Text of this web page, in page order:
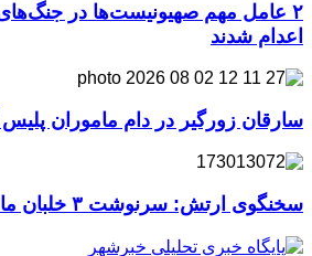
اعدام شدند
سارقان زورگیر در دام ماموران
سخنگوی ارتش: سرنوشت ۳ خلبان ما هنوز مشخص نیست